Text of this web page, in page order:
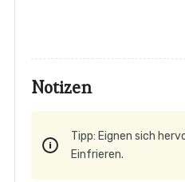
Notizen
Tipp: Eignen sich
Einfrieren.